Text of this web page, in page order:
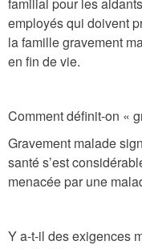
employés qui doivent
la famille gravement
en fin de vie.
Comment définit-on «
Gravement malade
santé s’est
menacée par une
Y a-t-il des exigences